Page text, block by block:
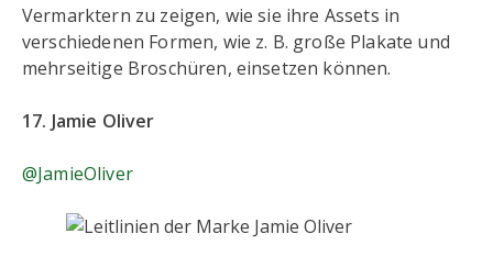
Vermarktern zu zeigen, wie sie ihre Assets in
verschiedenen Formen, wie z. B. große Plakate und
mehrseitige Broschüren, einsetzen können.
17. Jamie Oliver
@JamieOliver